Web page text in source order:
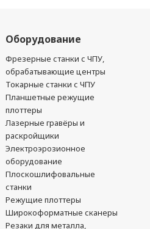
Оборудование
Фрезерные станки с ЧПУ,
обрабатывающие центры
Токарные станки с ЧПУ
Планшетные режущие
плоттеры
Лазерные гравёры и
раскройщики
Электроэрозионное
оборудование
Плоскошлифовальные
станки
Режущие плоттеры
Широкоформатные сканеры
Резаки для металла,